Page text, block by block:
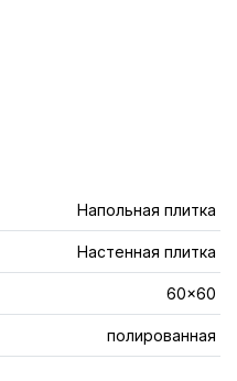
Напольная плитка
Настенная плитка
60x60
полированная